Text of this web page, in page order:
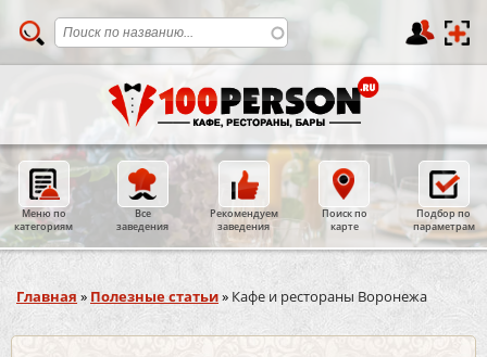
Меню по
категориям
Все
заведения
Рекомендуем
заведения
Поиск по
карте
Подбор по
параметрам
Вы здесь
Главная » Полезные статьи» Кафе и рестораны Воронежа